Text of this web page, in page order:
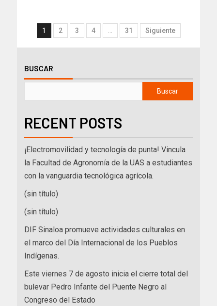
1 2 3 4 31 Siguiente
BUSCAR
Buscar
RECENT POSTS
¡Electromovilidad y tecnología de punta! Vincula
la Facultad de Agronomía de la UAS a estudiantes
con la vanguardia tecnológica agrícola.
(sin título)
(sin título)
DIF Sinaloa promueve actividades culturales en
el marco del Día Internacional de los Pueblos
Indígenas.
Este viernes 7 de agosto inicia el cierre total del
bulevar Pedro Infante del Puente Negro al
Congreso del Estado